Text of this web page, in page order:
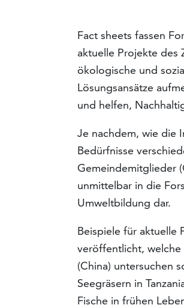
Fact sheets fassen
aktuelle Projekte des
ökologische und
Lösungsansätze
und helfen,
Je nachdem, wie die
Bedürfnisse
Gemeindemitglieder
unmittelbar in die
Umweltbildung dar.
Beispiele für aktuelle
veröffentlicht, welche
(China) untersuchen
Seegräsern in
Fische in frühen